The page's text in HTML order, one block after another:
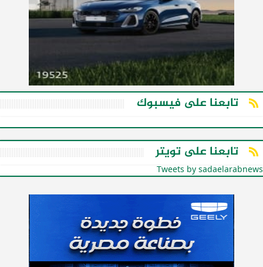
تابعنا على فيسبوك
تابعنا على تويتر
Tweets by sadaelarabnews